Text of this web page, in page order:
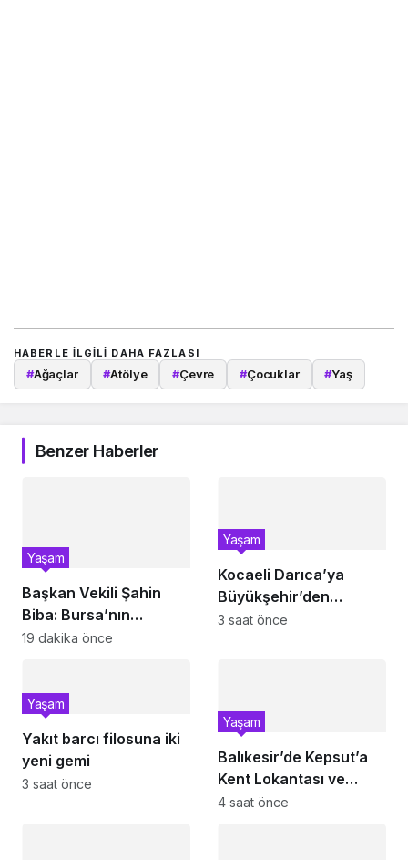
HABERLE ILGILI DAHA FAZLASI
#Ağaçlar #Atölye #Çevre #Çocuklar #Yaş
Benzer Haberler
Başkan Vekili Şahin
Biba: Bursa’nın
geleceğini bütüncül
Yaşam
19 dakika önce
Kocaeli Darıca’ya
Büyükşehir’den
modern ulaşım yatırımı
Yaşam
3 saat önce
Yakıt barcı filosuna iki
yeni gemi
Yaşam
3 saat önce
Balıkesir’de Kepsut’a
Kent Lokantası ve
altyapı desteği
Yaşam
4 saat önce